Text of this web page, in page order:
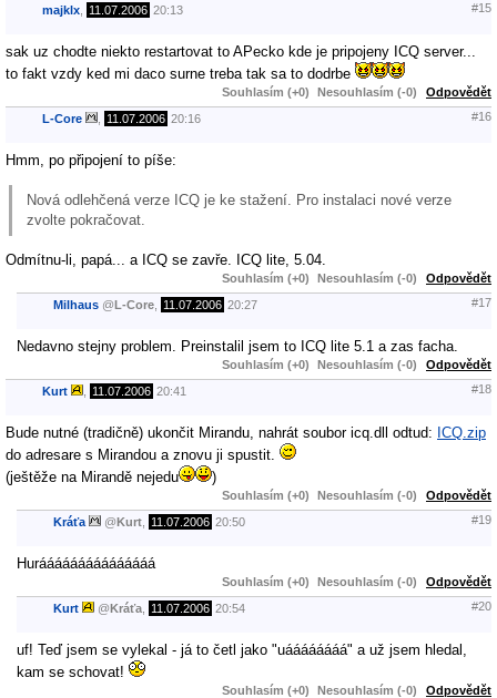
majklx 11.07.2006 20:13 #15
sak uz chodte niekto restartovat to APecko kde je pripojeny ICQ server...
to fakt vzdy ked mi daco surne treba tak sa to dodrbe
Souhlasím (+0) Nesouhlasím (-0) Odpovědět
L-Core 11.07.2006 20:16 #16
Hmm, po připojení to píše:
Nová odlehčená verze ICQ je ke stažení. Pro instalaci nové verze
zvolte pokračovat.
Odmítnu-li, papá... a ICQ se zavře. ICQ lite, 5.04.
Souhlasím (+0) Nesouhlasím (-0) Odpovědět
Milhaus @L-Core 11.07.2006 20:27 #17
Nedavno stejny problem. Preinstalil jsem to ICQ lite 5.1 a zas facha.
Souhlasím (+0) Nesouhlasím (-0) Odpovědět
Kurt 11.07.2006 20:41 #18
Bude nutné (tradičně) ukončit Mirandu, nahrát soubor icq.dll odtud: ICQ.zip
do adresare s Mirandou a znovu ji spustit.
(ještěže na Mirandě nejedu
)
Souhlasím (+0) Nesouhlasím (-0) Odpovědět
Kráťa @Kurt 11.07.2006 20:50 #19
Hurááááááááááááááá
Souhlasím (+0) Nesouhlasím (-0) Odpovědět
Kurt @Kráťa 11.07.2006 20:54 #20
uf! Teď jsem se vylekal - já to četl jako "uáááááááá" a už jsem hledal,
kam se schovat!
Souhlasím (+0) Nesouhlasím (-0) Odpovědět